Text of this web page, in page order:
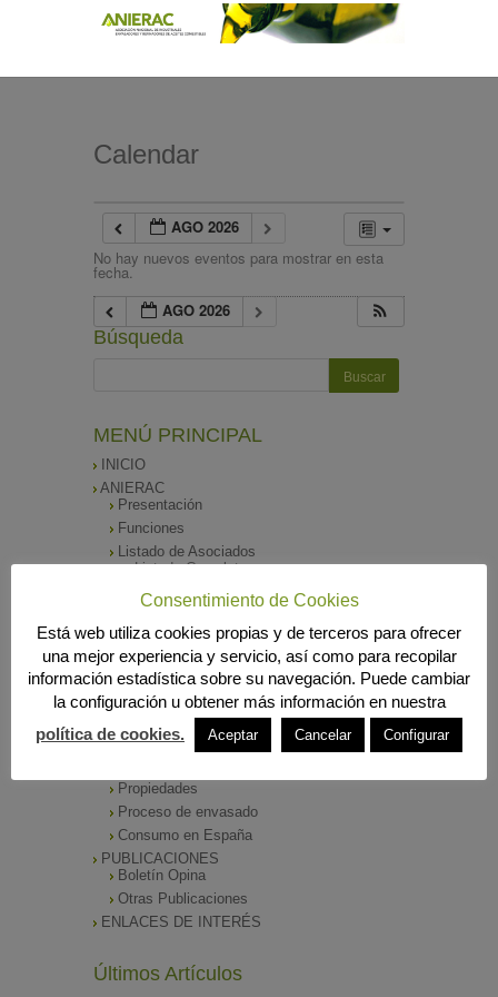
Calendar
AGO 2026
No hay nuevos eventos para mostrar en esta
fecha.
AGO 2026
Búsqueda
MENÚ PRINCIPAL
INICIO
ANIERAC
Presentación
Funciones
Listado de Asociados
Listado Completo
Como asociarse
SALA DE PRENSA
Notas de Prensa
Archivos Corporativos
GALERÍA DE IMÁGENES
CONTACTO
ENVASADO DE ACEITE
Propiedades
Proceso de envasado
Consumo en España
PUBLICACIONES
Boletín Opina
Otras Publicaciones
ENLACES DE INTERÉS
Últimos Artículos
Consentimiento de Cookies
Está web utiliza cookies propias y de terceros para ofrecer
una mejor experiencia y servicio, así como para recopilar
información estadística sobre su navegación. Puede cambiar
la configuración u obtener más información en nuestra
política de cookies.
Aceptar Cancelar Configurar